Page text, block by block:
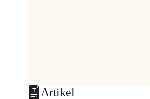
Artikel